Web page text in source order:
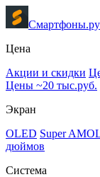
Смартфоны.ру
Цена
Акции и скидки
Цены ~20 тыс.руб.
Экран
OLED Super
дюймов
Система